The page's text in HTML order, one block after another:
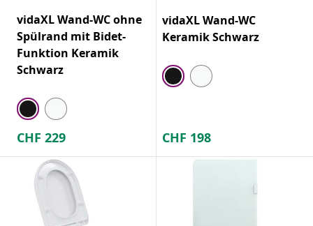
vidaXL Wand-WC ohne
Spülrand mit Bidet-
Funktion Keramik
Schwarz
CHF 229
vidaXL Wand-WC
Keramik Schwarz
CHF 198